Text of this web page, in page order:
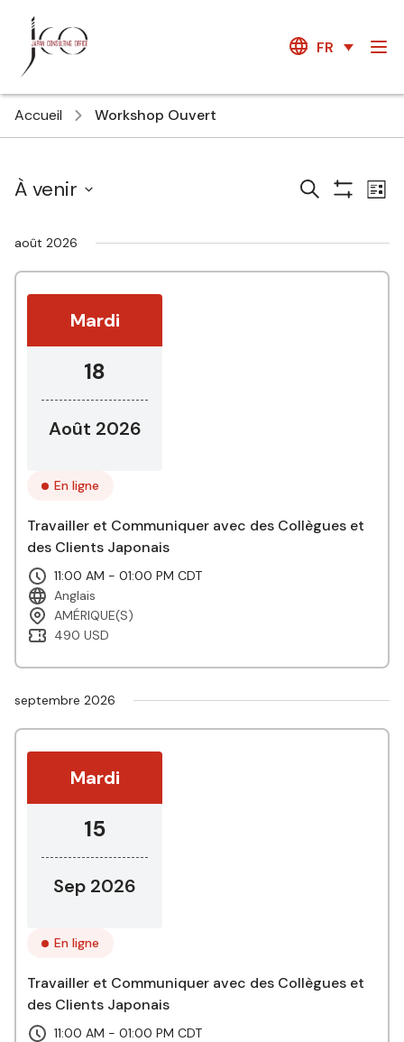
FR
Accueil Workshop Ouvert
Courses
and
Views
RechercheListe
À venir
date.
août 2026
Mardi
18
Août 2026
En ligne
Travailler et Communiquer avec des Collègues et
des Clients Japonais
11:00 AM - 01:00 PM CDT
Anglais
AMÉRIQUE(S)
490 USD
septembre 2026
Mardi
15
Sep 2026
En ligne
Travailler et Communiquer avec des Collègues et
des Clients Japonais
11:00 AM - 01:00 PM CDT